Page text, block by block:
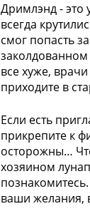
Дримлэнд - это
всегда
смог попасть
все хуже,
приходите в
Если есть
прикрепите к
осторожны…
хозяином
ваши желания,